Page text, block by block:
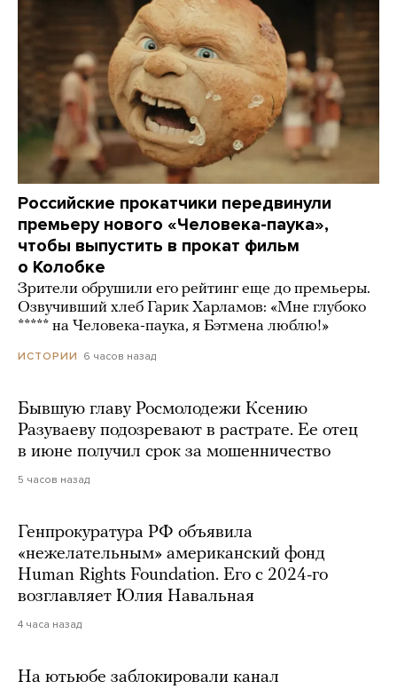
Российские прокатчики передвинули
премьеру нового «Человека-паука»,
чтобы выпустить в прокат фильм
о Колобке
Зрители обрушили его рейтинг еще до премьеры.
Озвучивший хлеб Гарик Харламов: «Мне глубоко
***** на Человека-паука, я Бэтмена люблю!»
ИСТОРИИ 6 часов назад
Бывшую главу Росмолодежи Ксению
Разуваеву подозревают в растрате. Ее отец
в июне получил срок за мошенничество
5 часов назад
Генпрокуратура РФ объявила
«нежелательным» американский фонд
Human Rights Foundation. Его с 2024-го
возглавляет Юлия Навальная
4 часа назад
На ютьюбе заблокировали канал